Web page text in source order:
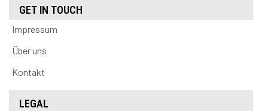
GET IN TOUCH
Impressum
Über uns
Kontakt
LEGAL